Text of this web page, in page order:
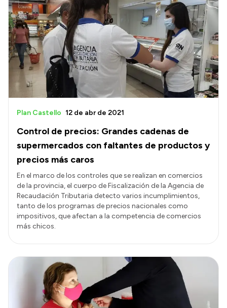
Control de precios: Grandes cadenas de
supermercados con faltantes de productos y
precios más caros
Plan Castello 12 de abr de 2021
En el marco de los controles que se realizan en comercios
de la provincia, el cuerpo de Fiscalización de la Agencia de
Recaudación Tributaria detecto varios incumplimientos,
tanto de los programas de precios nacionales como
impositivos, que afectan a la competencia de comercios
más chicos.